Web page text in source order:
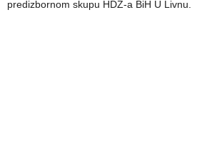
predizbornom skupu HDZ-a BiH U Livnu.